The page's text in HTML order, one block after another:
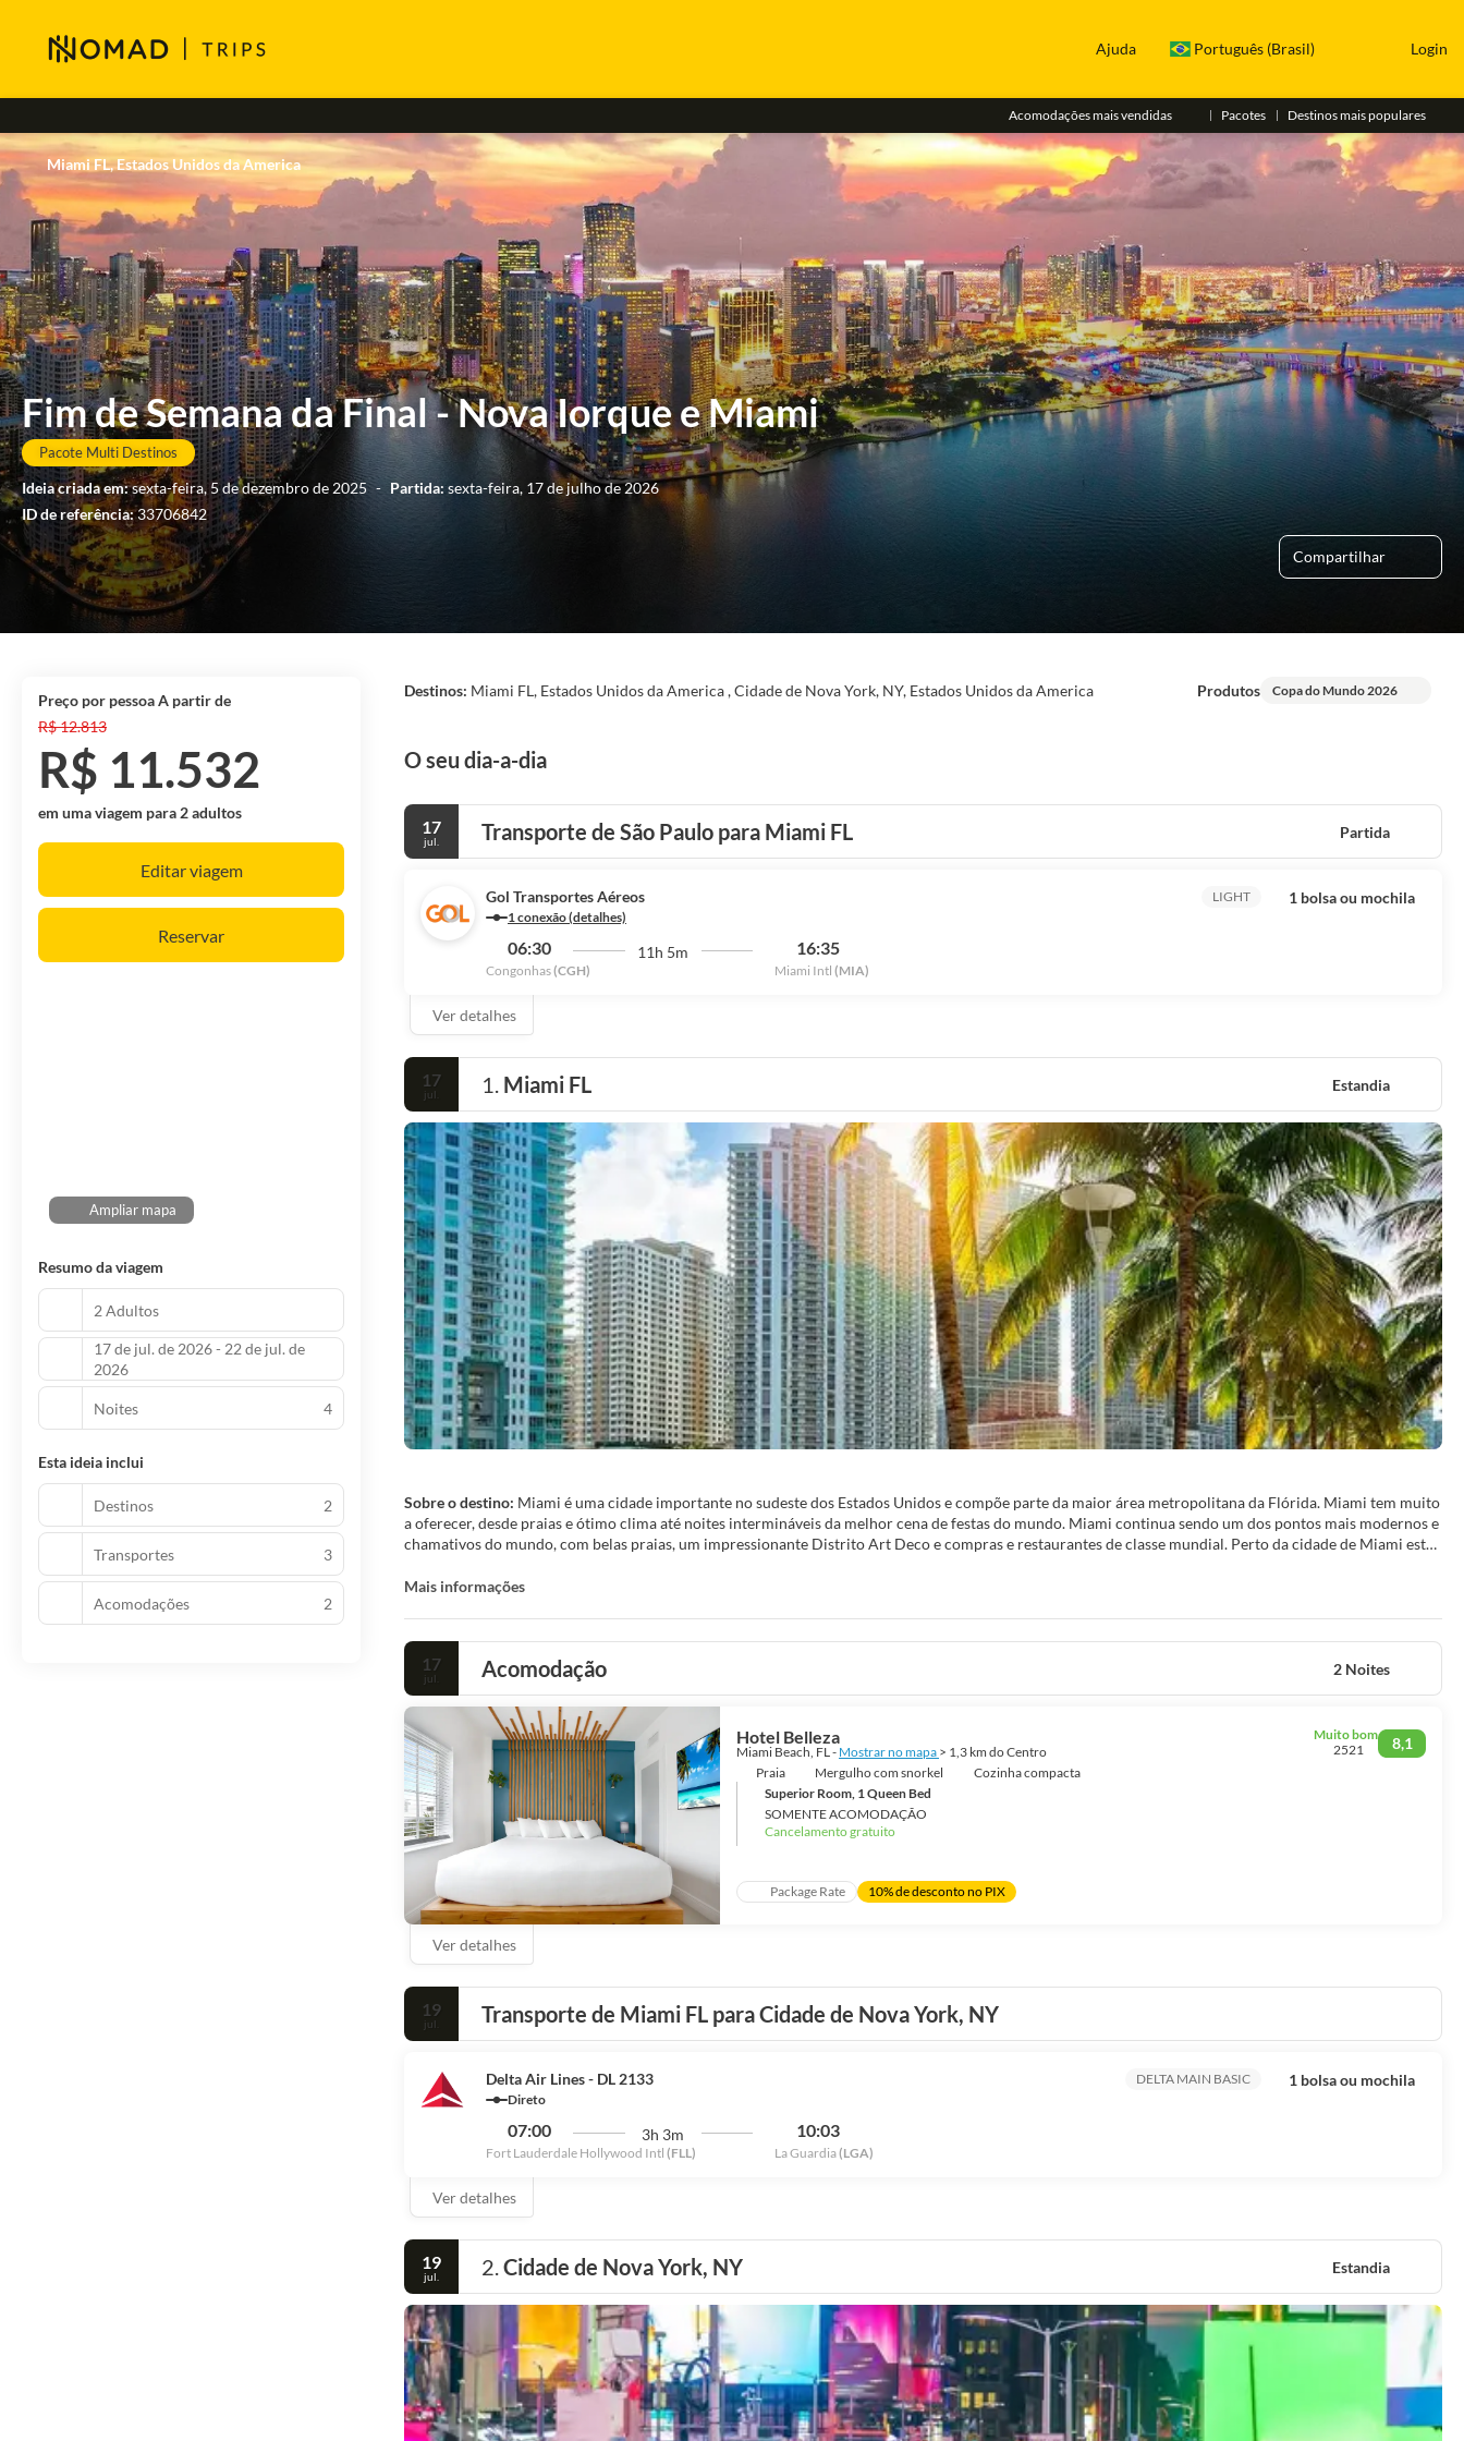
Ajuda Português (Brasil) Login
Acomodações mais vendidas Pacotes Destinos mais populares
Fim de Semana da Final - Nova Iorque e Miami
Pacote Multi Destinos
Ideia criada em:sexta-feira, 5 de dezembro de 2025 - Partida: sexta-feira, 17 de julho de 2026
ID de referência:33706842
Compartilhar
Miami FL, Estados Unidos da America
Destinos: Miami FL, Estados Unidos da America , Cidade de Nova York, NY, Estados Unidos da America Produtos Copa do Mundo 2026
O seu dia-a-dia
17
jul. Transporte de São Paulo para Miami FL Partida
Gol Transportes Aéreos
1 conexão (detalhes)
06:30
Congonhas(CGH)
11h 5m 16:35
Miami Intl (MIA)
LIGHT 1 bolsa ou mochila
Ver detalhes
17
jul. 1. Miami FL Estandia
Sobre o destino: Miami é uma cidade importante no sudeste dos Estados Unidos e compõe parte da maior área metropolitana da Flórida. Miami tem muito
a oferecer, desde praias e ótimo clima até noites intermináveis da melhor cena de festas do mundo. Miami continua sendo um dos pontos mais modernos e
chamativos do mundo, com belas praias, um impressionante Distrito Art Deco e compras e restaurantes de classe mundial. Perto da cidade de Miami estão
cultural que mostra a história e o patrimônio da região. O Distrito Art Deco em Miami Beach contém a maior concentração de arquitetura de resort dos
Mais informações
17
jul. Acomodação 2 Noites
Hotel Belleza
Miami Beach, FL - Mostrar no mapa > 1,3 km do Centro 8,1
Muito bom
2521
Praia
Mergulho com snorkel
Cozinha compacta
Superior Room, 1 Queen Bed
SOMENTE ACOMODAÇÃO
Cancelamento gratuito
Package Rate 10% de desconto no PIX
Ver detalhes
19
jul. Transporte de Miami FL para Cidade de Nova York, NY
Delta Air Lines - DL 2133
Direto
07:00
Fort Lauderdale Hollywood Intl (FLL)
3h 3m 10:03
La Guardia(LGA)
DELTA MAIN BASIC 1 bolsa ou mochila
Ver detalhes
19
jul. 2.Cidade de Nova York, NY Estandia
preço por pessoa A partir de
R$ 12.813
R$ 11.532
em uma viagem para 2 adultos
Editar viagem
Reservar
Ampliar mapa
Resumo da viagem
2 Adultos
17 de jul. de 2026 - 22 de jul. de
2026
Noites 4
Esta ideia inclui
Destinos 2
Transportes 3
Acomodações 2